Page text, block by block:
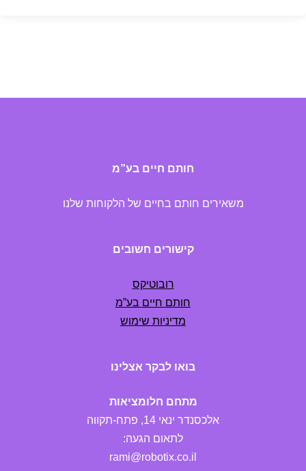
חותם חיים בע”מ
משאירים חותם בחיים של הלקוחות שלנו
קישורים חשובים
רובוטיקס
חותם חיים בע”מ
מדיניות שימוש
בואו לבקר אצלינו
מתחם חלומציאות
אלכסנדר ינאי 14, פתח-תקווה
לתאום הגעה:
rami@robotix.co.il